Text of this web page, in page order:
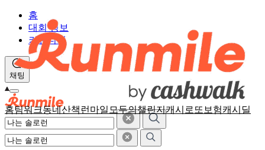
홈팀워크동네산책 런마일 모두의챌린지캐시로또 보험캐시딜
홈
대회 정보
커뮤니티
채팅